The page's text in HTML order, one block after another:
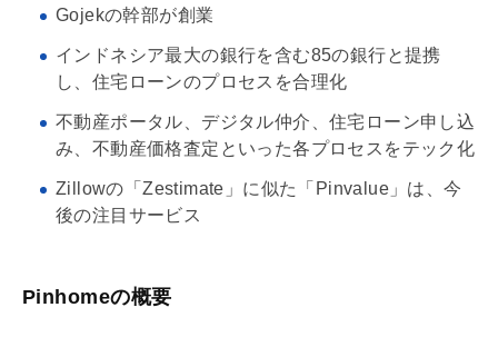
Gojekの幹部が創業
インドネシア最大の銀行を含む85の銀行と提携
し、 住宅ローンのプロセスを合理化
不動産ポータル、デジタル仲介、 住宅ローン申し込
み、不動産価格査定といった各プロセスをテック化
Zillowの「Zestimate」に似た「Pinvalue」は、今
後の注目サービス
Pinhomeの概要